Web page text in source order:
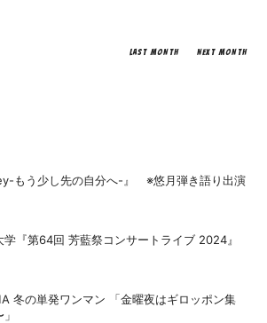
LAST MONTH NEXT MONTH
もう少し先の自分へ-』 ※悠月弾き語り出演
学『第64回 芳藍祭コンサートライブ 2024』
冬の単発ワンマン 「金曜夜はギロッポン集